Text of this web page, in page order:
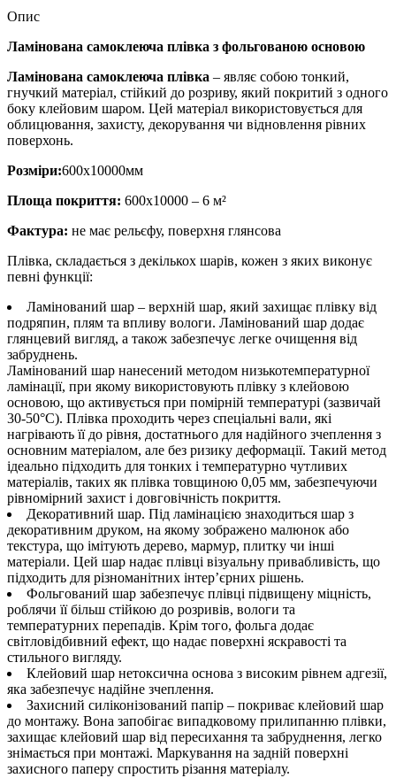
Опис
Ламінована самоклеюча плівка з фольгованою основою
Ламінована самоклеюча плівка – являє собою тонкий,
гнучкий матеріал, стійкий до розриву, який покритий з одного
боку клейовим шаром. Цей матеріал використовується для
облицювання, захисту, декорування чи відновлення рівних
поверхонь.
Розміри:600х10000мм
Площа покриття: 600х10000 – 6 м²
Фактура: не має рельєфу, поверхня глянсова
Плівка, складається з декількох шарів, кожен з яких виконує
певні функції:
Ламінований шар – верхній шар, який захищає плівку від
подряпин, плям та впливу вологи. Ламінований шар додає
глянцевий вигляд, а також забезпечує легке очищення від
забруднень.
Ламінований шар нанесений методом низькотемпературної
ламінації, при якому використовують плівку з клейовою
основою, що активується при помірній температурі (зазвичай
30-50°C). Плівка проходить через спеціальні вали, які
нагрівають її до рівня, достатнього для надійного зчеплення з
основним матеріалом, але без ризику деформації. Такий метод
ідеально підходить для тонких і температурно чутливих
матеріалів, таких як плівка товщиною 0,05 мм, забезпечуючи
рівномірний захист і довговічність покриття.
Декоративний шар. Під ламінацією знаходиться шар з
декоративним друком, на якому зображено малюнок або
текстура, що імітують дерево, мармур, плитку чи інші
матеріали. Цей шар надає плівці візуальну привабливість, що
підходить для різноманітних інтер’єрних рішень.
Фольгований шар забезпечує плівці підвищену міцність,
роблячи її більш стійкою до розривів, вологи та
температурних перепадів. Крім того, фольга додає
світловідбивний ефект, що надає поверхні яскравості та
стильного вигляду.
Клейовий шар нетоксична основа з високим рівнем адгезії,
яка забезпечує надійне зчеплення.
Захисний силіконізований папір – покриває клейовий шар
до монтажу. Вона запобігає випадковому прилипанню плівки,
захищає клейовий шар від пересихання та забруднення, легко
знімається при монтажі. Маркування на задній поверхні
захисного паперу спростить різання матеріалу.